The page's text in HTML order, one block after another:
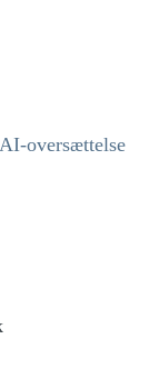
oversættelse